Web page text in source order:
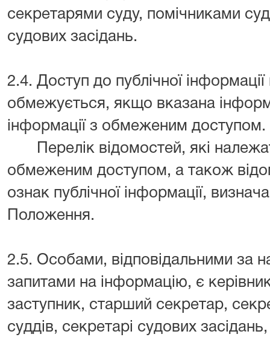
секретарями суду, помічниками
судових засідань.
2.4. Доступ до публічної інформації
обмежується, якщо вказана
інформації з обмеженим доступом.
Перелік відомостей, які
обмеженим доступом, а також
ознак публічної інформації,
Положення.
2.5. Особами, відповідальними за
запитами на інформацію, є
заступник, старший секретар,
суддів, секретарі судових